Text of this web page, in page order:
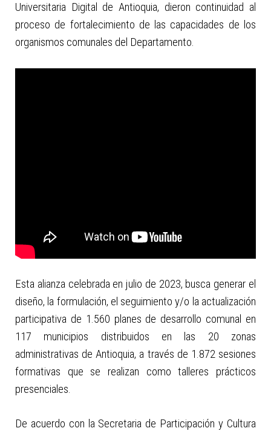
Universitaria Digital de Antioquia, dieron continuidad al
proceso de fortalecimiento de las capacidades de los
organismos comunales del Departamento.
Esta alianza celebrada en julio de 2023, busca generar el
diseño, la formulación, el seguimiento y/o la actualización
participativa de 1.560 planes de desarrollo comunal en
117 municipios distribuidos en las 20 zonas
administrativas de Antioquia, a través de 1.872 sesiones
formativas que se realizan como talleres prácticos
presenciales.
De acuerdo con la Secretaria de Participación y Cultura